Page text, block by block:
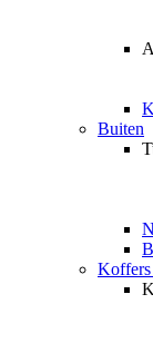
Buiten